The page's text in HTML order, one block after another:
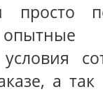
просто
а так